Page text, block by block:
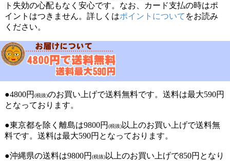
ト失効の心配もなく安心です。なお、カード支払の時はポ
イントはつきません。詳しくはポイントについて をお読み
ください。
●4800円 (税抜)のお買い上げで送料無料です。送料は最大590円
となっております。
●東京都を除く離島は9800円 (税抜)以上のお買い上げで送料無
料です。送料は最大590円となっております。
●沖縄県の送料は9800円 (税抜)以上のお買い上げで850円となり